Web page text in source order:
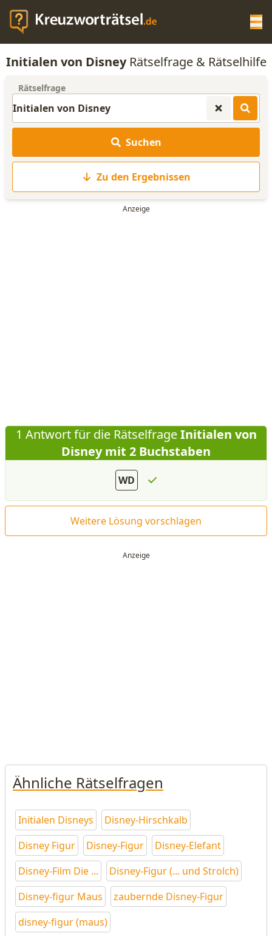
KREUZWORTRÄTSEL-HILFE
SCRABBLE HILFE
ANAGRAMM-GENERATOR
Initialen von DisneyRätselfrage & Rätselhilfe
Rätselfrage
Suchen
Zu den Ergebnissen
1 Antwort für die RätselfrageInitialen von
Disney mit 2 Buchstaben
WD
Weitere Lösung vorschlagen
Ähnliche Rätselfragen
Initialen Disneys
Disney-Hirschkalb
Disney Figur
Disney-Figur
Disney-Elefant
Disney-Film Die ...
Disney-Figur (... und Strolch)
Disney-figur Maus
zaubernde Disney-Figur
disney-figur (maus)